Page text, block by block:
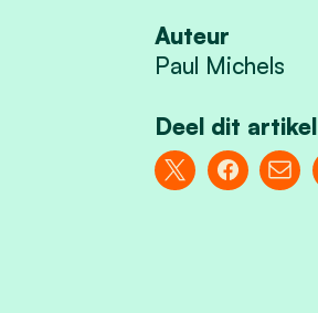
Auteur
Paul Michels
Deel dit artikel